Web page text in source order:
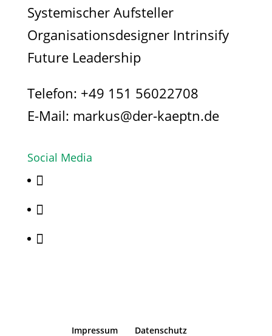
Systemischer Aufsteller
Organisationsdesigner Intrinsify
Future Leadership
Telefon: +49 151 56022708
E-Mail: markus@der-kaeptn.de
Social Media



Impressum Datenschutz